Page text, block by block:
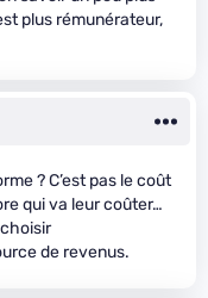
plus rémunérateur,
? C’est pas le coût
qui va leur coûter…
de revenus.